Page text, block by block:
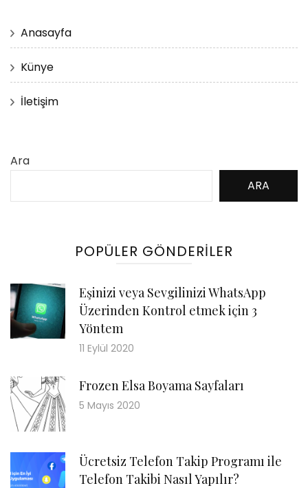
Anasayfa
Künye
İletişim
Ara
ARA
POPÜLER GÖNDERILER
Eşinizi veya Sevgilinizi WhatsApp
Üzerinden Kontrol etmek için 3
Yöntem
11 Eylül 2020
Frozen Elsa Boyama Sayfaları
5 Mayıs 2020
Ücretsiz Telefon Takip Programı ile
Telefon Takibi Nasıl Yapılır?